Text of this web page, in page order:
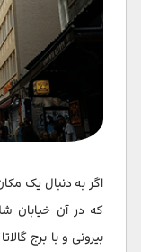
اگر به دنبال یک
که در آن خیابان
بیرونی و با برج